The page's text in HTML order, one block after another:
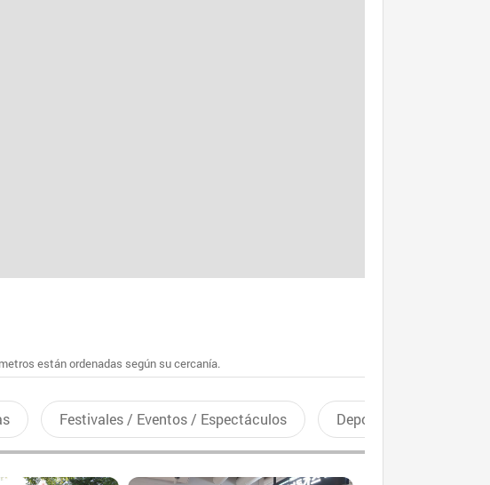
están ordenadas según su cercanía.
Festivales / Eventos / Espectáculos Deportes recreativos